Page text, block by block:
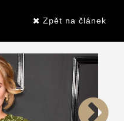
Zpět na článek